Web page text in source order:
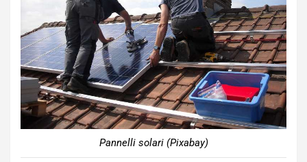
Pannelli solari (Pixabay)